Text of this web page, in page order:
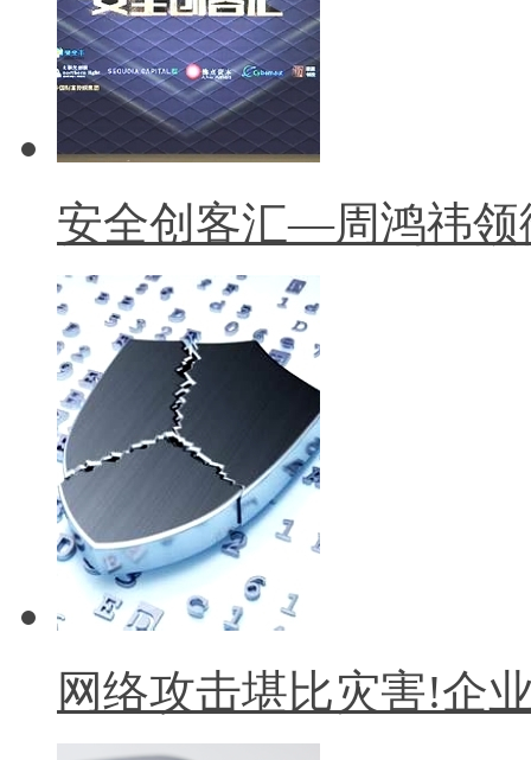
安全创客汇—周鸿祎领
网络攻击堪比灾害!企